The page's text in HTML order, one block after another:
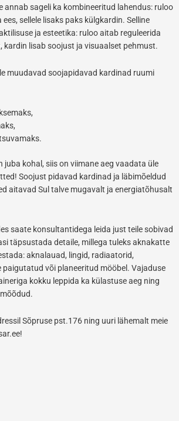
annab sageli ka kombineeritud lahendus: ruloo
sellele lisaks paks külgkardin. Selline
ja esteetika: ruloo aitab reguleerida
kardin lisab soojust ja visuaalset pehmust.
muudavad soojapidavad kardinad ruumi
juba kohal, siis on viimane aeg vaadata üle
Soojust pidavad kardinad ja läbimõeldud
aitavad Sul talve mugavalt ja energiatõhusalt
saate konsultantidega leida just teile sobivad
täpsustada detaile, millega tuleks aknakatte
aknalauad, lingid, radiaatorid,
paigutatud või planeeritud mööbel. Vajaduse
kokku leppida ka külastuse aeg ning
Sõpruse pst.176 ning uuri lähemalt meie